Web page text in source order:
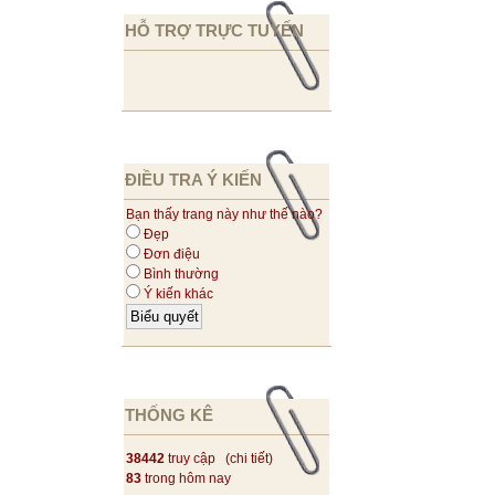
HỖ TRỢ TRỰC TUYẾN
ĐIỀU TRA Ý KIẾN
Bạn thấy trang này như thế nào?
Đẹp
Đơn điệu
Bình thường
Ý kiến khác
THỐNG KÊ
38442 truy cập (chi tiết)
83 trong hôm nay